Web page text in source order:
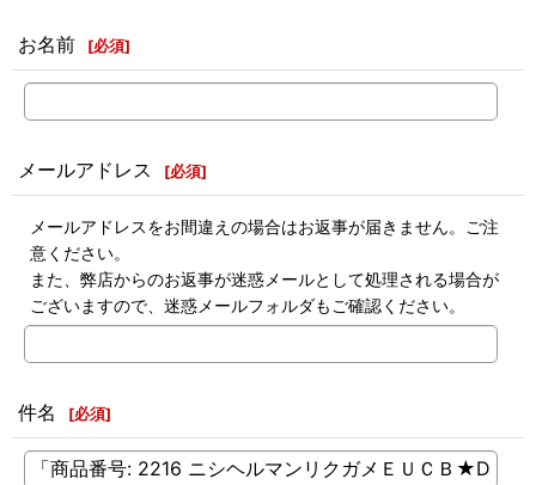
お名前 [必須]
メールアドレス [必須]
メールアドレスをお間違えの場合はお返事が届きません。ご注
意ください。
また、弊店からのお返事が迷惑メールとして処理される場合が
ございますので、迷惑メールフォルダもご確認ください。
件名 [必須]